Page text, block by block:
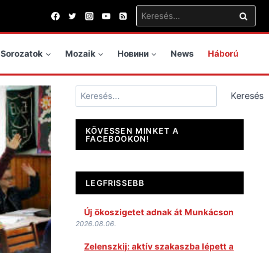
Keresés:
Sorozatok Mozaik Новини News Háború
Keresés Keresés
KÖVESSEN MINKET A
FACEBOOKON!
LEGFRISSEBB
Új ökoszigetet adnak át Munkácson
2026.08.06.
Zelenszkij: aktív szakaszba lépett a